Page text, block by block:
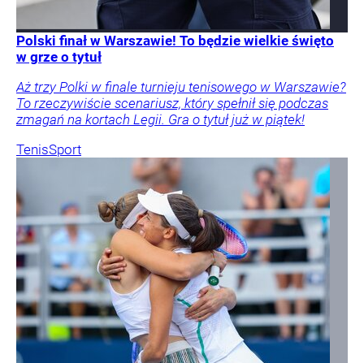
Polski finał w Warszawie! To będzie wielkie święto
w grze o tytuł
Aż trzy Polki w finale turnieju tenisowego w Warszawie?
To rzeczywiście scenariusz, który spełnił się podczas
zmagań na kortach Legii. Gra o tytuł już w piątek!
TenisSport